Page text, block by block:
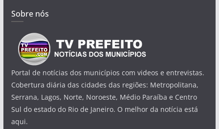
Sobre nós
Portal de notícias dos municípios com videos e entrevistas.
Cobertura diária das cidades das regiões: Metropolitana,
Serrana, Lagos, Norte, Noroeste, Médio Paraíba e Centro
Sul do estado do Rio de Janeiro. O melhor da notícia está
aqui.